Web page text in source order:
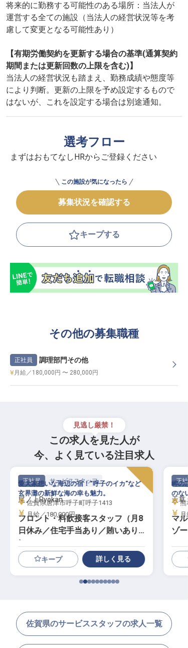
将来的に勤務する可能性のある場所：当法人が
運営する全ての施設（当法人の経営状況等を考
慮して変更となる可能性あり）
【有期労働契約を更新する場合の基準(通算契約
期間または更新回数の上限を含む)】
当法人の経営状況も踏まえ、勤務成績や態度等
により判断。更新の上限を予め設定するもので
はないが、これを設定する場合は別途通知。
選考フロー
まずはおもてなしHRからご登録ください
この施設が気になったら
募集状況を確認する
キープする
その他の募集職種
正社員 調理部門その他
月給／180,000円 〜 280,000円
見逃し厳禁！
この求人を見た人が
今、よく見ている注目求人
正社員 サービススタッフ
尾ノ上Ryokan
フロント・料飲接客スタッフ（月8
日休み／住宅手当あり／賄いあり
）
愛犬家想いな海辺の宿！“呼子のイカ”など
玄界灘の新鮮な海の幸も魅力。
佐賀県唐津市呼子町呼子1413
月給／180,000円～
キープ 詳しく見る
正社
天草
マ
ゾ
岬の
のな
熊
佐賀県のサービススタッフの求人一覧